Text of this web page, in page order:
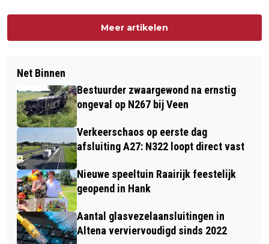
Meer artikelen
Net Binnen
Bestuurder zwaargewond na ernstig
ongeval op N267 bij Veen
Verkeerschaos op eerste dag
afsluiting A27: N322 loopt direct vast
Nieuwe speeltuin Raairijk feestelijk
geopend in Hank
Aantal glasvezelaansluitingen in
Altena verviervoudigd sinds 2022